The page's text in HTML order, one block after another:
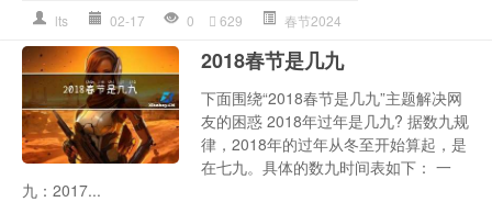
lts 02-17 0 629 春节2024
2018春节是几九
下面围绕“2018春节是几九”主题解决网
友的困惑 2018年过年是几九? 据数九规
律，2018年的过年从冬至开始算起，是
在七九。具体的数九时间表如下： 一
九：2017...